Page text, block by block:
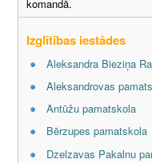
komandā.
Izglītības iestādes
Aleksandra Bieziņa
Aleksandrovas
Antūžu pamatskola
Bērzupes pamatskola
Dzelzavas Pakalnu